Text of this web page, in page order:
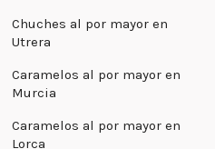
Chuches al por mayor en
Utrera
Caramelos al por mayor en
Murcia
Caramelos al por mayor en
Lorca